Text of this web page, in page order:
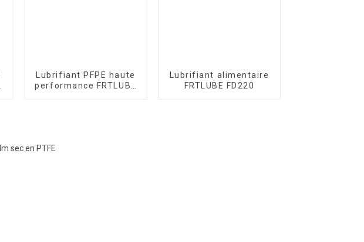
Lubrifiant PFPE haute
performance FRTLUBE
Lubrifiant alimentaire
FRTLUBE FD220